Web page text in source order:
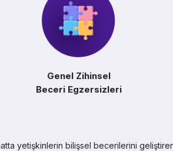
Genel Zihinsel
Beceri Egzersizleri
yetişkinlerin bilişsel becerilerini